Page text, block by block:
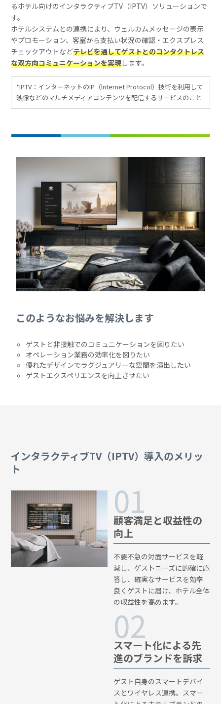
るホテル向けのインタラクティブTV（IPTV）ソリューションで
す。
ホテルシステムとの連携により、ウェルカムメッセージの表示
やプロモーション、客室から支払い状況の確認・エクスプレス
チェックアウトなどテレビを通してゲストとのコンタクトレス
な双方向コミュニケーションを実現します。
*IPTV：インターネットのIP（lnternet Protocol）技術を利用して
映像などのマルチメディアコンテンツを配信するサービスのこと
このようなお悩みを解決します
ゲストと非接触でのコミュニケーションを図りたい
オペレーション業務の効率化を図りたい
優れたデザインでラグジュアリーな空間を演出したい
ゲストエクスペリエンスを向上させたい
インタラクティブTV（IPTV）導入のメリッ
ト
顧客満足と収益性の
向上
不要不急の対面サービスを軽
減し、ゲストニーズに的確に応
答し、確実なサービスを効率
良くゲストに届け、ホテル全体
の収益性を高めます。
スマート化による先
進のブランドを訴求
ゲスト自身のスマートデバイ
スとワイヤレス連携。スマー